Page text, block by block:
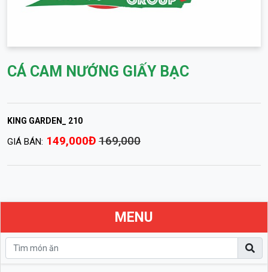
CÁ CAM NƯỚNG GIẤY BẠC
KING GARDEN_ 210
GIÁ BÁN: 149,000Đ 169,000
MENU